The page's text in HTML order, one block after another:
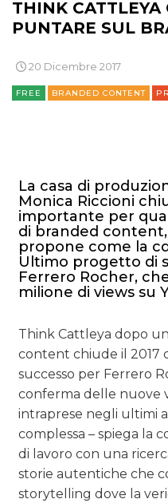
THINK
PUNTARE SUL
20 Dicembre 2017
FREE BRANDED CONTENT
La casa di
Monica Riccioni
importante per
di branded
propone come la
Ultimo progetto di
Ferrero Rocher,
milione di views su
Think Cattleya dopo
content chiude il 2017
successo per Ferrero
conferma delle nuove
intraprese negli ultimi
complessa – spiega la
di lavoro con una
storie autentiche che
storytelling dove la